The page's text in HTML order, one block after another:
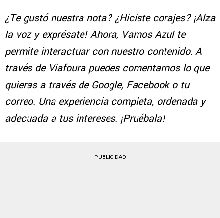
¿Te gustó nuestra nota? ¿Hiciste corajes? ¡Alza
la voz y exprésate! Ahora, Vamos Azul te
permite interactuar con nuestro contenido. A
través de Viafoura puedes comentarnos lo que
quieras a través de Google, Facebook o tu
correo. Una experiencia completa, ordenada y
adecuada a tus intereses. ¡Pruébala!
PUBLICIDAD